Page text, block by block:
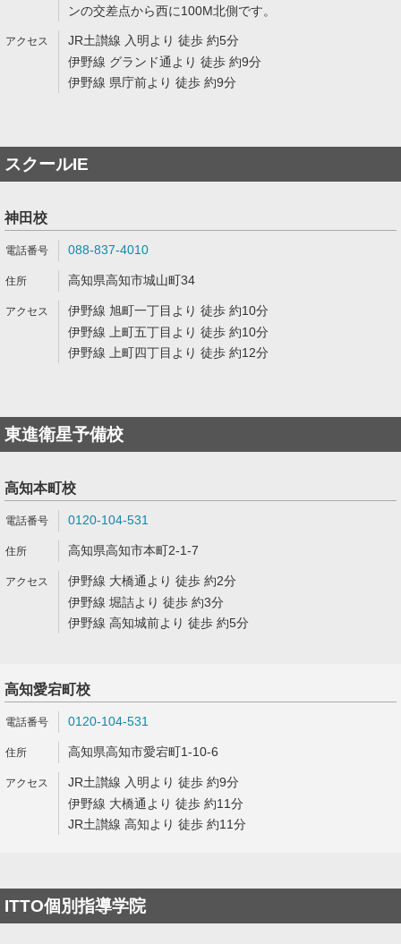
ンの交差点から西に100M北側です。
JR土讃線 入明より 徒歩 約5分
伊野線 グランド通より 徒歩 約9分
伊野線 県庁前より 徒歩 約9分
スクールIE
神田校
088-837-4010
高知県高知市城山町34
伊野線 旭町一丁目より 徒歩 約10分
伊野線 上町五丁目より 徒歩 約10分
伊野線 上町四丁目より 徒歩 約12分
東進衛星予備校
高知本町校
0120-104-531
高知県高知市本町2-1-7
伊野線 大橋通より 徒歩 約2分
伊野線 堀詰より 徒歩 約3分
伊野線 高知城前より 徒歩 約5分
高知愛宕町校
0120-104-531
高知県高知市愛宕町1-10-6
JR土讃線 入明より 徒歩 約9分
伊野線 大橋通より 徒歩 約11分
JR土讃線 高知より 徒歩 約11分
ITTO個別指導学院